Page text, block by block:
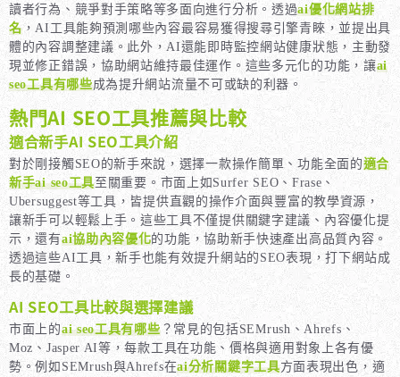
讀者行為、競爭對手策略等多面向進行分析。透過ai優化網站排
名，AI工具能夠預測哪些內容最容易獲得搜尋引擎青睞，並提出具
體的內容調整建議。此外，AI還能即時監控網站健康狀態，主動發
現並修正錯誤，協助網站維持最佳運作。這些多元化的功能，讓ai
seo工具有哪些成為提升網站流量不可或缺的利器。
熱門AI SEO工具推薦與比較
適合新手AI SEO工具介紹
對於剛接觸SEO的新手來說，選擇一款操作簡單、功能全面的適合
新手ai seo工具至關重要。市面上如Surfer SEO、Frase、
Ubersuggest等工具，皆提供直觀的操作介面與豐富的教學資源，
讓新手可以輕鬆上手。這些工具不僅提供關鍵字建議、內容優化提
示，還有ai協助內容優化的功能，協助新手快速產出高品質內容。
透過這些AI工具，新手也能有效提升網站的SEO表現，打下網站成
長的基礎。
AI SEO工具比較與選擇建議
市面上的ai seo工具有哪些？常見的包括SEMrush、Ahrefs、
Moz、Jasper AI等，每款工具在功能、價格與適用對象上各有優
勢。例如SEMrush與Ahrefs在ai分析關鍵字工具方面表現出色，適